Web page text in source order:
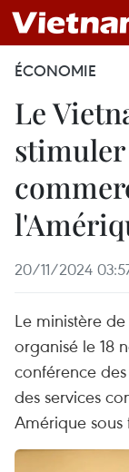
ÉCONOMIE
Le
stimuler
20/11/2024
Le ministère
organisé le 18
conférence
des services
Amérique